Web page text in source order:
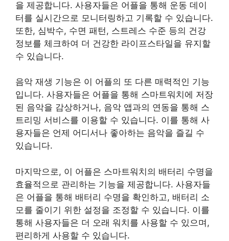
을 제공합니다. 사용자들은 어플을 통해 운동 데이
터를 실시간으로 모니터링하고 기록할 수 있습니다.
또한, 심박수, 수면 패턴, 스트레스 수준 등의 건강
정보를 체크하여 더 건강한 라이프스타일을 유지할
수 있습니다.
음악 재생 기능은 이 어플의 또 다른 매력적인 기능
입니다. 사용자들은 어플을 통해 스마트워치에 저장
된 음악을 감상하거나, 음악 앱과의 연동을 통해 스
트리밍 서비스를 이용할 수 있습니다. 이를 통해 사
용자들은 언제 어디서나 좋아하는 음악을 즐길 수
있습니다.
마지막으로, 이 어플은 스마트워치의 배터리 수명을
효율적으로 관리하는 기능을 제공합니다. 사용자들
은 어플을 통해 배터리 수명을 확인하고, 배터리 소
모를 줄이기 위한 설정을 조정할 수 있습니다. 이를
통해 사용자들은 더 오래 워치를 사용할 수 있으며,
편리하게 사용할 수 있습니다.